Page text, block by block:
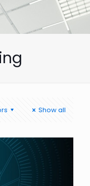
Show all